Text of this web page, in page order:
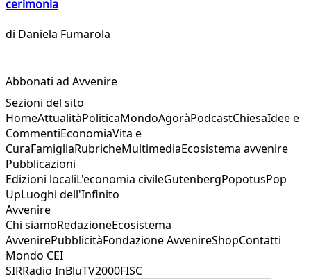
cerimonia
di Daniela Fumarola
Abbonati ad Avvenire
Sezioni del sito
HomeAttualitàPoliticaMondoAgoràPodcastChiesaIdee e
CommentiEconomiaVita e
CuraFamigliaRubricheMultimediaEcosistema avvenire
Pubblicazioni
Edizioni localiL'economia civileGutenbergPopotusPop
UpLuoghi dell'Infinito
Avvenire
Chi siamoRedazioneEcosistema
AvvenirePubblicitàFondazione AvvenireShopContatti
Mondo CEI
SIRRadio InBluTV2000FISC